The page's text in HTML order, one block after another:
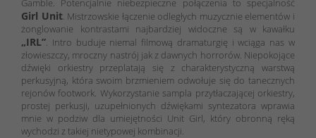
Gamble. Potencjalnie niebezpieczne połączenia to specjalność
Girl Unit. Mistrzowskie łączenie odległych muzycznie elementów i
żonglowanie kontrastami najbardziej widoczne są w kawałku
„IRL”. Intro buduje niemal filmową dramaturgię i wciąga nas w
złowieszczy, mroczny nastrój jak z dawnych horrorów. Niepokojące
dźwięki orkiestry przeplatają się z charakterystyczną warstwą
perkusyjną, która swoim brzmieniem odwołuje się do tanecznych
rejonów footwork. Wykorzystanie sampla przytłaczającej orkiestry,
prostej perkusji, uzupełnionych dźwiękami syntezatora wprawia
mnie w podziw dla umiejętności Unit Girl, który obronną ręką
wychodzi z takiej nietypowej kombinacji.